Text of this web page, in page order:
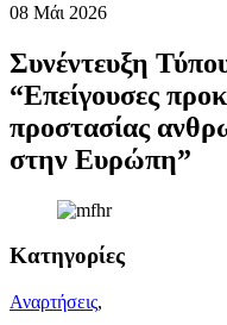
08 Μάι 2026
Συνέντευξη
“Επείγουσες
προστασίας
στην Ευρώπη”
Κατηγορίες
Αναρτήσεις,